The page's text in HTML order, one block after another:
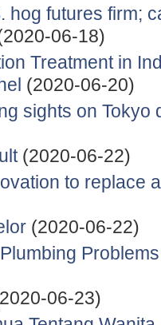
hog futures firm;
06-18)
Treatment in
(2020-06-20)
sights on
(2020-06-22)
to replace
(2020-06-22)
06-23)